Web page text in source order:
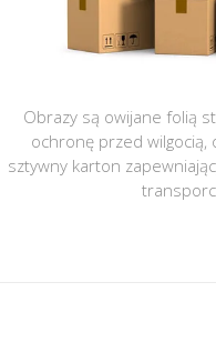
Obrazy są owijane folią
ochronę przed wilgocią,
sztywny karton